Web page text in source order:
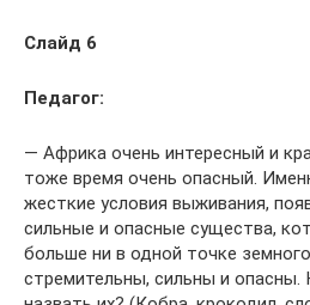
Слайд 6
Педагог:
— Африка очень интересный и
тоже время очень опасный.
жесткие условия выживания,
сильные и опасные существа,
больше ни в одной точке
стремительны, сильны и